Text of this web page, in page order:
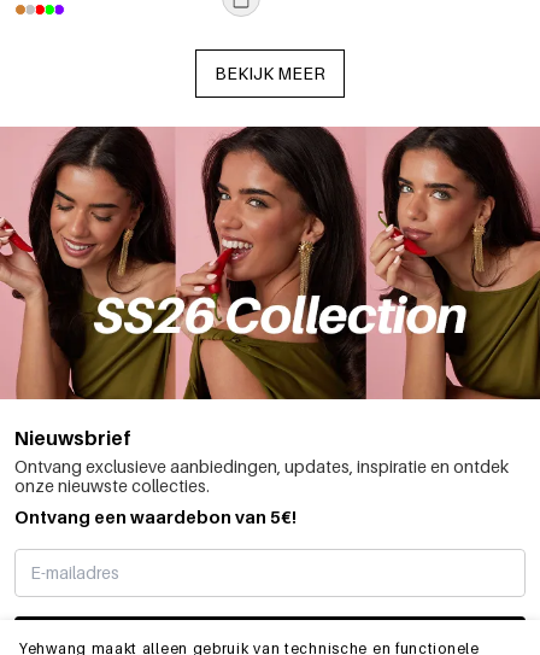
Yehwang maakt alleen gebruik van technische en functionele
BEKIJK MEER
Nieuwsbrief
Ontvang exclusieve aanbiedingen, updates, inspiratie en ontdek
onze nieuwste collecties.
Ontvang een waardebon van 5€!
SCHRIJF ME IN